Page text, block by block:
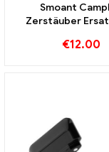
Smoant
Zerstäuber
Zigaretten
€12.00